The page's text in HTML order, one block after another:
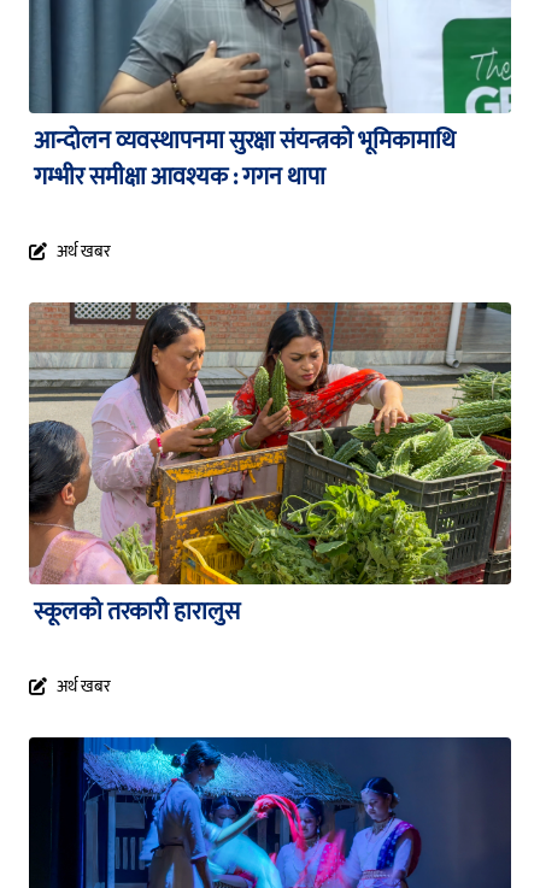
आन्दोलन व्यवस्थापनमा सुरक्षा संयन्त्रको भूमिकामाथि
गम्भीर समीक्षा आवश्यक : गगन थापा
अर्थ खबर
स्कूलको तरकारी हारालुस
अर्थ खबर